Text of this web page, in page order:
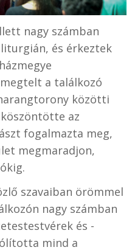
nagy számban
és érkeztek
a találkozó
közötti
az
fogalmazta meg,
megmaradjon,
szavaiban örömmel
nagy számban
és -
mind a